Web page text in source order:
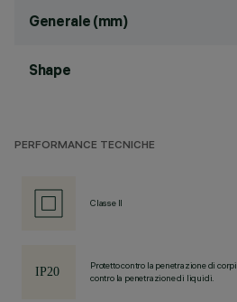
Generale (mm)
Shape
PERFORMANCE TECNICHE
Classe II
Protetto contro la penetrazione di
contro la penetrazione di liquidi.